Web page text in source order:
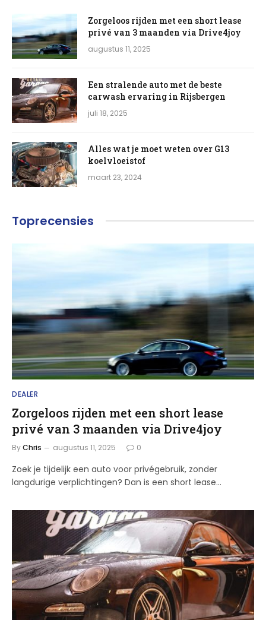
Zorgeloos rijden met een short lease
privé van 3 maanden via Drive4joy
augustus 11, 2025
Een stralende auto met de beste
carwash ervaring in Rijsbergen
juli 18, 2025
Alles wat je moet weten over G13
koelvloeistof
maart 23, 2024
Toprecensies
DEALER
Zorgeloos rijden met een short lease
privé van 3 maanden via Drive4joy
ByChris augustus 11, 2025 0
Zoek je tijdelijk een auto voor privégebruik, zonder
langdurige verplichtingen? Dan is een short lease…